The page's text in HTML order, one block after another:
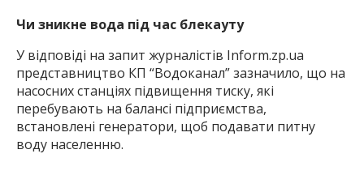
Чи зникне вода під час блекауту
У відповіді на запит журналістів Inform.zp.ua
представництво КП “Водоканал” зазначило, що на
насосних станціях підвищення тиску, які
перебувають на балансі підприємства,
встановлені генератори, щоб подавати питну
воду населенню.